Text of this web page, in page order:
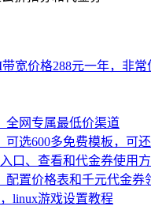
宽价格288元一年，非常
全网专属最低价渠道
选600多免费模板，可还
口、查看和代金券使用
配置价格表和千元代金券
linux游戏设置教程